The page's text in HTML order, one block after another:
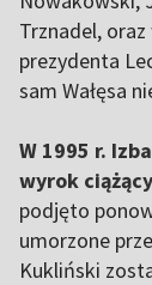
Trznadel,
prezydenta
sam Wałęsa
W 1995 r.
wyrok
podjęto
umorzone
Kukliński